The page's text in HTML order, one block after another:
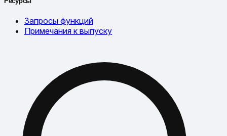
Запросы функций
Примечания к выпуску